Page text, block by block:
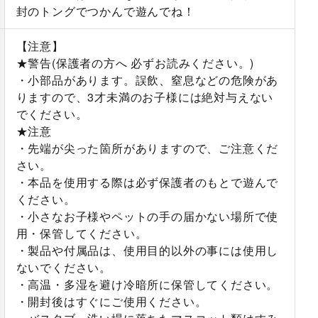
封のトングでつかんで遊んでね！
【注意】
★警告(保護者の方へ 必ずお読みください。)
・小部品があります。誤飲、窒息などの危険があ
りますので、3才未満のお子様には絶対与えない
でください。
★注意
・先端が尖った箇所がありますので、ご注意くだ
さい。
・本品を使用する際は必ず保護者のもとで遊んで
ください。
・小さなお子様やペットの手の届かない場所で使
用・保管してください。
・製品や付属品は、使用目的以外の事には使用し
ないでください。
・高温・多湿を避け冷暗所に保管してください。
・開封後はすぐにご使用ください。